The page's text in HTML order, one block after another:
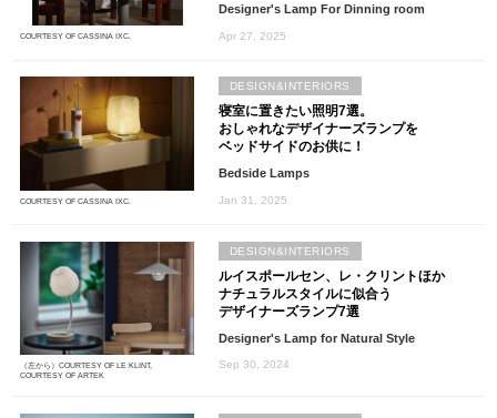
COURTESY OF CASSINA IXC.
Designer's Lamp For Dinning room
Apr 27, 2025
COURTESY OF CASSINA IXC.
寝室に置きたい照明7選。
おしゃれなデザイナーズランプを
ベッドサイドのお供に！
Bedside Lamps
Jan 31, 2025
DESIGN&INTERIORS
（左から）COURTESY OF LE KLINT,
COURTESY OF ARTEK
ルイスポールセン、レ・クリントほか
ナチュラルスタイルに似合う
デザイナーズランプ7選
Designer's Lamp for Natural Style
Sep 30, 2024
DESIGN&INTERIORS